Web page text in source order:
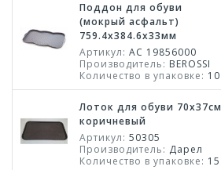
Поддон для обуви
(мокрый асфальт)
759.4х384.6х33мм
Артикул: АС 19856000
Производитель: BEROSSI
Количество в упаковке: 10
Лоток для обуви 70х37см
коричневый
Артикул: 50305
Производитель: Дарел
Количество в упаковке: 15